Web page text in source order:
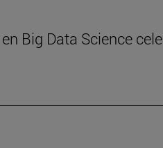
Big Data Science